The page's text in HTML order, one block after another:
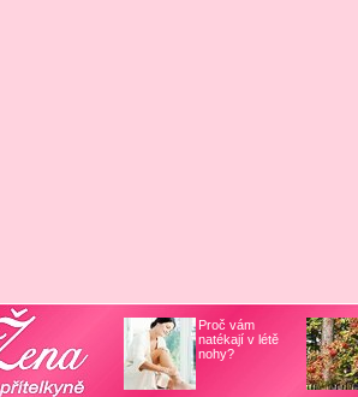
Proč vám
natékají v létě
nohy?